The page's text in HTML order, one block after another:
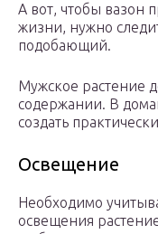
А вот, чтобы вазон
жизни, нужно
подобающий.
Мужское растение
содержании. В
создать
Освещение
Необходимо
освещения